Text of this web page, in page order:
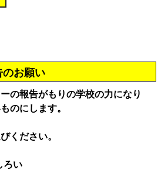
のお願い
の報告がもりの学校の力になり
のにします。
ください。
ろい